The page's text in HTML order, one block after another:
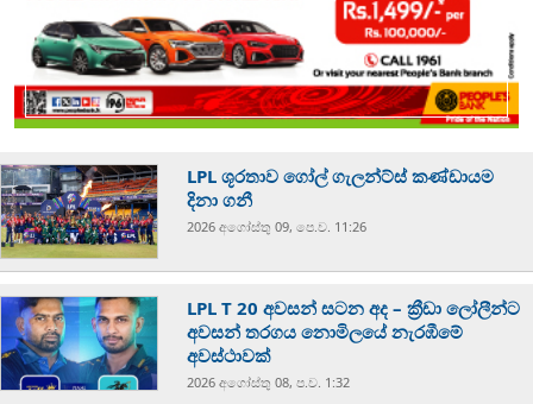
LPL ශූරතාව ගෝල් ගැලන්ට්ස් කණ්ඩායම
දිනා ගනී
2026 අගෝස්‍තු 09, පෙ.ව. 11:26
LPL T 20 අවසන් සටන අද – ක්‍රීඩා ලෝලීන්ට
අවසන් තරගය නොමිලයේ නැරඹීමේ
අවස්ථාවක්
2026 අගෝස්‍තු 08, ප.ව. 1:32